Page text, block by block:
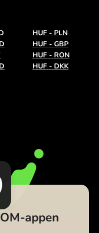
HUF - PLN
HUF - GBP
HUF - RON
HUF - DKK
appen